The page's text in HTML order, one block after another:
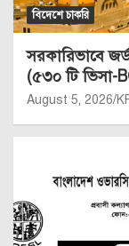
বিদেশে চাকরি
সরকারিভাবে
(৫৩০ টি ভিসা-
August 5, 2026